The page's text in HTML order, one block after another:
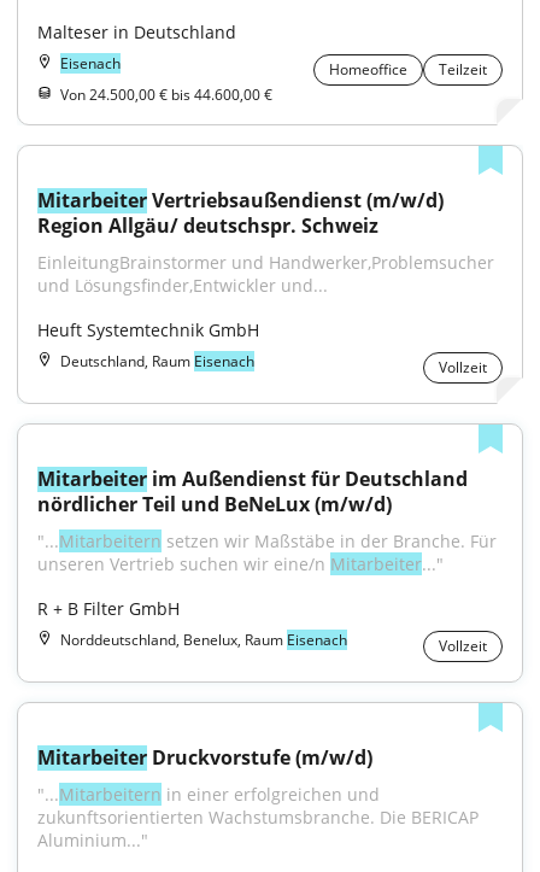
Malteser in Deutschland
Eisenach Homeoffice
Teilzeit
Von 24.500,00 € bis 44.600,00 €
Mitarbeiter Vertriebsaußendienst (m/w/d)
Region Allgäu/ deutschspr. Schweiz
EinleitungBrainstormer und Handwerker,Problemsucher
und Lösungsfinder,Entwickler und...
Heuft Systemtechnik GmbH
Deutschland, Raum Eisenach Vollzeit
Mitarbeiter im Außendienst für Deutschland
nördlicher Teil und BeNeLux (m/w/d)
"...Mitarbeitern setzen wir Maßstäbe in der Branche. Für
unseren Vertrieb suchen wir eine/n Mitarbeiter..."
R + B Filter GmbH
Norddeutschland, Benelux, Raum Eisenach Vollzeit
Mitarbeiter Druckvorstufe (m/w/d)
"...Mitarbeitern in einer erfolgreichen und
zukunftsorientierten Wachstumsbranche. Die BERICAP
Aluminium..."